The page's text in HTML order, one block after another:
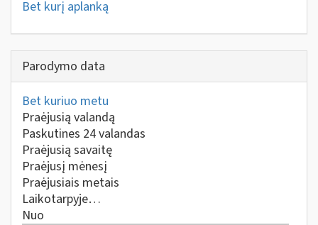
Bet kurį aplanką
Parodymo data
Bet kuriuo metu
Praėjusią valandą
Paskutines 24 valandas
Praėjusią savaitę
Praėjusį mėnesį
Praėjusiais metais
Laikotarpyje…
Nuo